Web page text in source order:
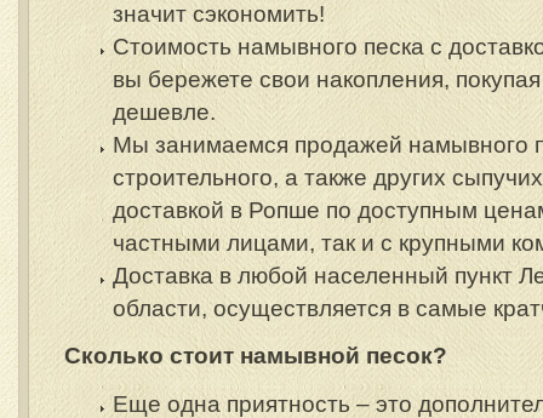
значит сэкономить!
Стоимость намывного песка с
вы бережете свои накопления,
дешевле.
Мы занимаемся продажей намывного
строительного, а также других
доставкой в Ропше по доступным
частными лицами, так и с крупными
Доставка в любой населенный пункт
области, осуществляется в самые
Сколько стоит намывной песок?
Еще одна приятность – это